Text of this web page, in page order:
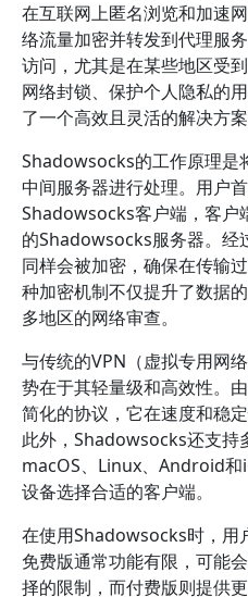
在互联网上匿名浏览和加速
络流量加密并转发到代理服
访问，尤其是在某些地区受
网络封锁、保护个人隐私的
了一个高效且灵活的解决方案
Shadowsocks的工作原理是
中间服务器进行处理。用户
Shadowsocks客户端，客户
的Shadowsocks服务器。经
同样会被加密，确保在传输
种加密机制不仅提升了数据
多地区的网络审查。
与传统的VPN（虚拟专用网
势在于其轻量级和高效性。
简化的协议，它在速度和稳
此外，Shadowsocks还支持
macOS、Linux、Android和
设备选择合适的客户端。
在使用Shadowsocks时，用
免费版通常功能有限，可能
择的限制，而付费版则提供